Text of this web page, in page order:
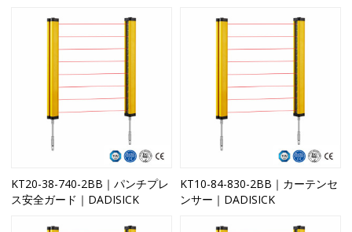
KT20-38-740-2BB｜パンチプレ
ス安全ガード｜DADISICK
KT10-84-830-2BB｜カーテンセ
ンサー｜DADISICK